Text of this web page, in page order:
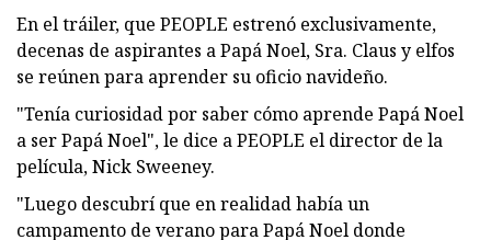
En el tráiler, que PEOPLE estrenó exclusivamente,
decenas de aspirantes a Papá Noel, Sra. Claus y elfos
se reúnen para aprender su oficio navideño.
"Tenía curiosidad por saber cómo aprende Papá Noel
a ser Papá Noel", le dice a PEOPLE el director de la
película, Nick Sweeney.
"Luego descubrí que en realidad había un
campamento de verano para Papá Noel donde